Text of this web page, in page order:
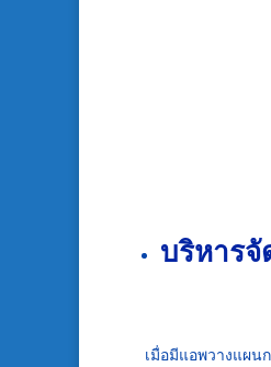
บริหาร
เมื่อมีแอพวางแผน